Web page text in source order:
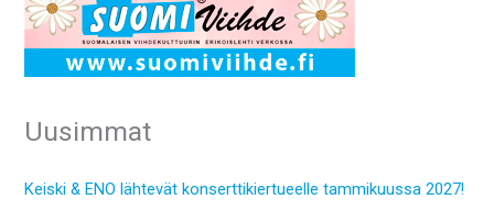
Uusimmat
Keiski & ENO lähtevät konserttikiertueelle tammikuussa 2027!